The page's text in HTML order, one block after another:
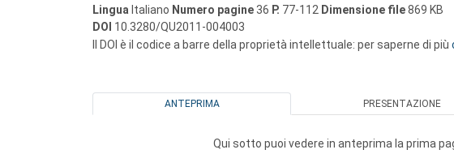
Lingua Italiano Numero pagine 36 P. 77-112 Dimensione file869 KB
DOI 10.3280/QU2011-004003
Il DOI è il codice a barre della proprietà intellettuale: per saperne di più
ANTEPRIMA PRESENTAZIONE
Qui sotto puoi vedere in anteprima la prima